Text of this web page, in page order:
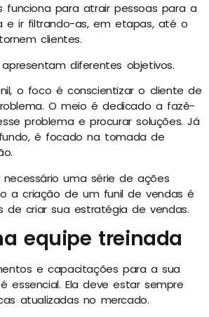
funciona para atrair pessoas para a
e ir filtrando-as, em etapas, até o
clientes.
diferentes objetivos.
o foco é conscientizar o cliente de
O meio é dedicado a fazê-
problema e procurar soluções. Já
é focado na tomada de
uma série de ações
a criação de um funil de vendas é
de criar sua estratégia de vendas.
equipe treinada
e capacitações para a sua
essencial. Ela deve estar sempre
atualizadas no mercado.